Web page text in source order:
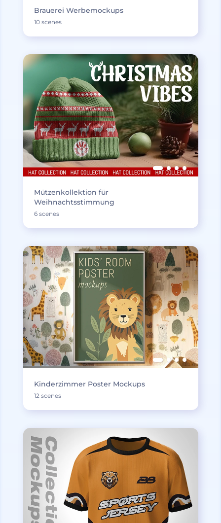
Brauerei Werbemockups
10 scenes
Mützenkollektion für
Weihnachtsstimmung
6 scenes
Kinderzimmer Poster Mockups
12 scenes